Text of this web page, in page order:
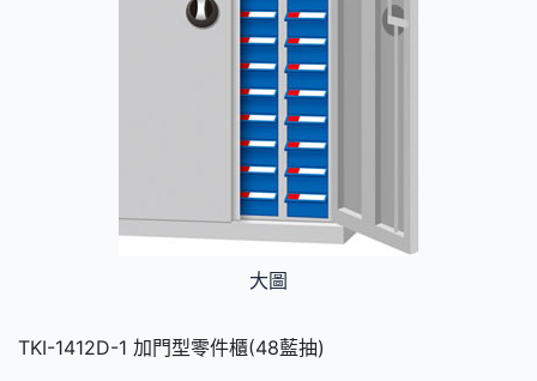
大圖
TKI-1412D-1 加門型零件櫃(48藍抽)